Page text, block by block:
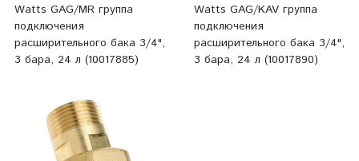
Watts GAG/MR группа
подключения
расширительного бака 3/4",
3 бара, 24 л (10017885)
Watts GAG/KAV группа
подключения
расширительного бака 3/4",
3 бара, 24 л (10017890)